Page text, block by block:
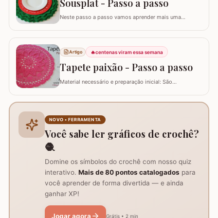
Sousplat - Passo a passo
Neste passo a passo vamos aprender mais uma
acabamento remete imediatamente ao formato de
natal :)…
Artigo 🔥centenas viram essa semana
Tapete paixão - Passo a passo
Material necessário e preparação inicial: São
do trabalho e formação do centro do tapete: Comece
com um anel mágico ou uma argola de 10…
NOVO • FERRAMENTA
Você sabe ler gráficos de crochê?
🧶
Domine os símbolos do crochê com nosso quiz
interativo. Mais de 80 pontos catalogados para
você aprender de forma divertida — e ainda
ganhar XP!
Jogar agora Grátis • 2 min